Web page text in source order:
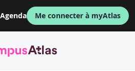
Agenda Me connecter à myAtlas